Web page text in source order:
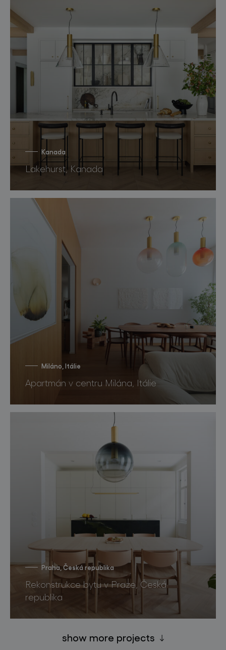
Kanada
Lakehurst, Kanada
Miláno, Itálie
Apartmán v centru Milána, Itálie
Praha, Česká republika
Rekonstrukce bytu v Praze, Česká
republika
show more projects